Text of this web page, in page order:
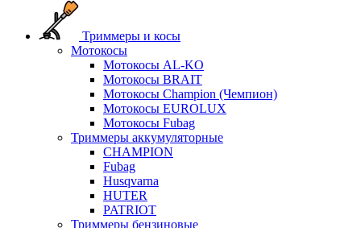
Триммеры и косы
Мотокосы
Мотокосы AL-KO
Мотокосы BRAIT
Мотокосы Champion (Чемпион)
Мотокосы EUROLUX
Мотокосы Fubag
Триммеры аккумуляторные
CHAMPION
Fubag
Husqvarna
HUTER
PATRIOT
Триммеры бензиновые